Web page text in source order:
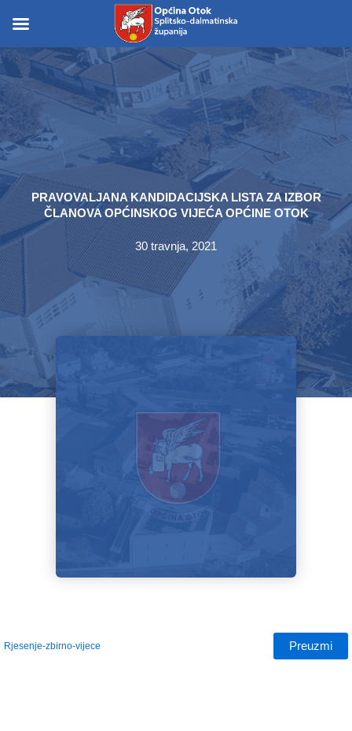
content
content
PRAVOVALJANA KANDIDACIJSKA LISTA ZA IZBOR
ČLANOVA OPĆINSKOG VIJEĆA OPĆINE OTOK
30 travnja, 2021
Rjesenje-zbirno-vijece Preuzmi